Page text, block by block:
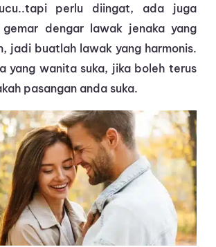
perlu diingat, ada juga
dengar lawak jenaka yang
jadi buatlah lawak yang harmonis.
yang wanita suka, jika boleh terus
pasangan anda suka.